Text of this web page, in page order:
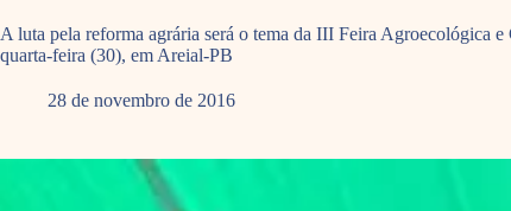
A luta pela reforma agrária será o tema da III Feira Agroecológica
quarta-feira (30), em Areial-PB
28 de novembro de 2016